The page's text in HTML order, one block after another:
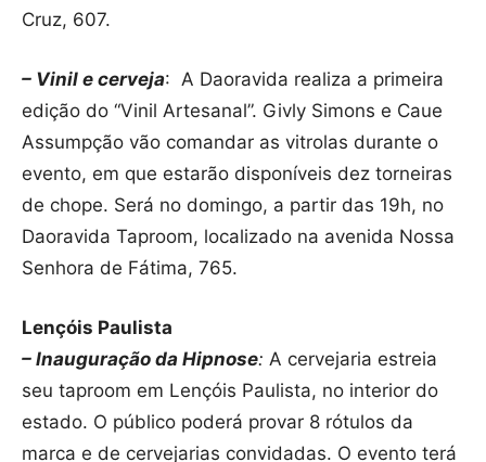
Cruz, 607.
– Vinil e cerveja: A Daoravida realiza a primeira
edição do “Vinil Artesanal”. Givly Simons e Caue
Assumpção vão comandar as vitrolas durante o
evento, em que estarão disponíveis dez torneiras
de chope. Será no domingo, a partir das 19h, no
Daoravida Taproom, localizado na avenida Nossa
Senhora de Fátima, 765.
Lençóis Paulista
– Inauguração da Hipnose: A cervejaria estreia
seu taproom em Lençóis Paulista, no interior do
estado. O público poderá provar 8 rótulos da
marca e de cervejarias convidadas. O evento terá